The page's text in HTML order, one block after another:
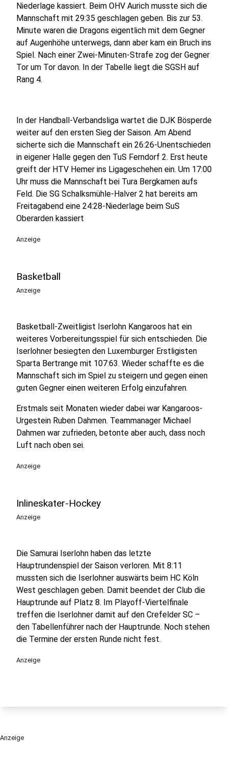
Niederlage kassiert. Beim OHV Aurich musste sich die
Mannschaft mit 29:35 geschlagen geben. Bis zur 53.
Minute waren die Dragons eigentlich mit dem Gegner
auf Augenhöhe unterwegs, dann aber kam ein Bruch ins
Spiel. Nach einer Zwei-Minuten-Strafe zog der Gegner
Tor um Tor davon. In der Tabelle liegt die SGSH auf
Rang 4.
In der Handball-Verbandsliga wartet die DJK Bösperde
weiter auf den ersten Sieg der Saison. Am Abend
sicherte sich die Mannschaft ein 26:26-Unentschieden
in eigener Halle gegen den TuS Ferndorf 2. Erst heute
greift der HTV Hemer ins Ligageschehen ein. Um 17:00
Uhr muss die Mannschaft bei Tura Bergkamen aufs
Feld. Die SG Schalksmühle-Halver 2 hat bereits am
Freitagabend eine 24:28-Niederlage beim SuS
Oberarden kassiert
Anzeige
Basketball
Anzeige
Basketball-Zweitligist Iserlohn Kangaroos hat ein
weiteres Vorbereitungsspiel für sich entschieden. Die
Iserlohner besiegten den Luxemburger Erstligisten
Sparta Bertrange mit 107:63. Wieder schaffte es die
Mannschaft sich im Spiel zu steigern und gegen einen
guten Gegner einen weiteren Erfolg einzufahren.
Erstmals seit Monaten wieder dabei war Kangaroos-
Urgestein Ruben Dahmen. Teammanager Michael
Dahmen war zufrieden, betonte aber auch, dass noch
Luft nach oben sei.
Anzeige
Inlineskater-Hockey
Anzeige
Die Samurai Iserlohn haben das letzte
Hauptrundenspiel der Saison verloren. Mit 8:11
mussten sich die Iserlohner auswärts beim HC Köln
West geschlagen geben. Damit beendet der Club die
Hauptrunde auf Platz 8. Im Playoff-Viertelfinale
treffen die Iserlohner damit auf den Crefelder SC –
den Tabellenführer nach der Hauptrunde. Noch stehen
die Termine der ersten Runde nicht fest.
Anzeige
Anzeige